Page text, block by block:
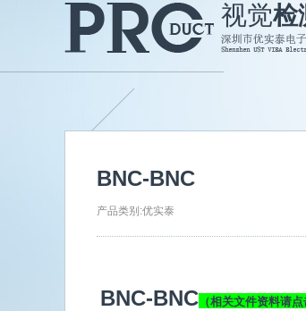
视觉检
BNC-BNC
产品类别:优实泰
BNC-BNC （相关文件资料请